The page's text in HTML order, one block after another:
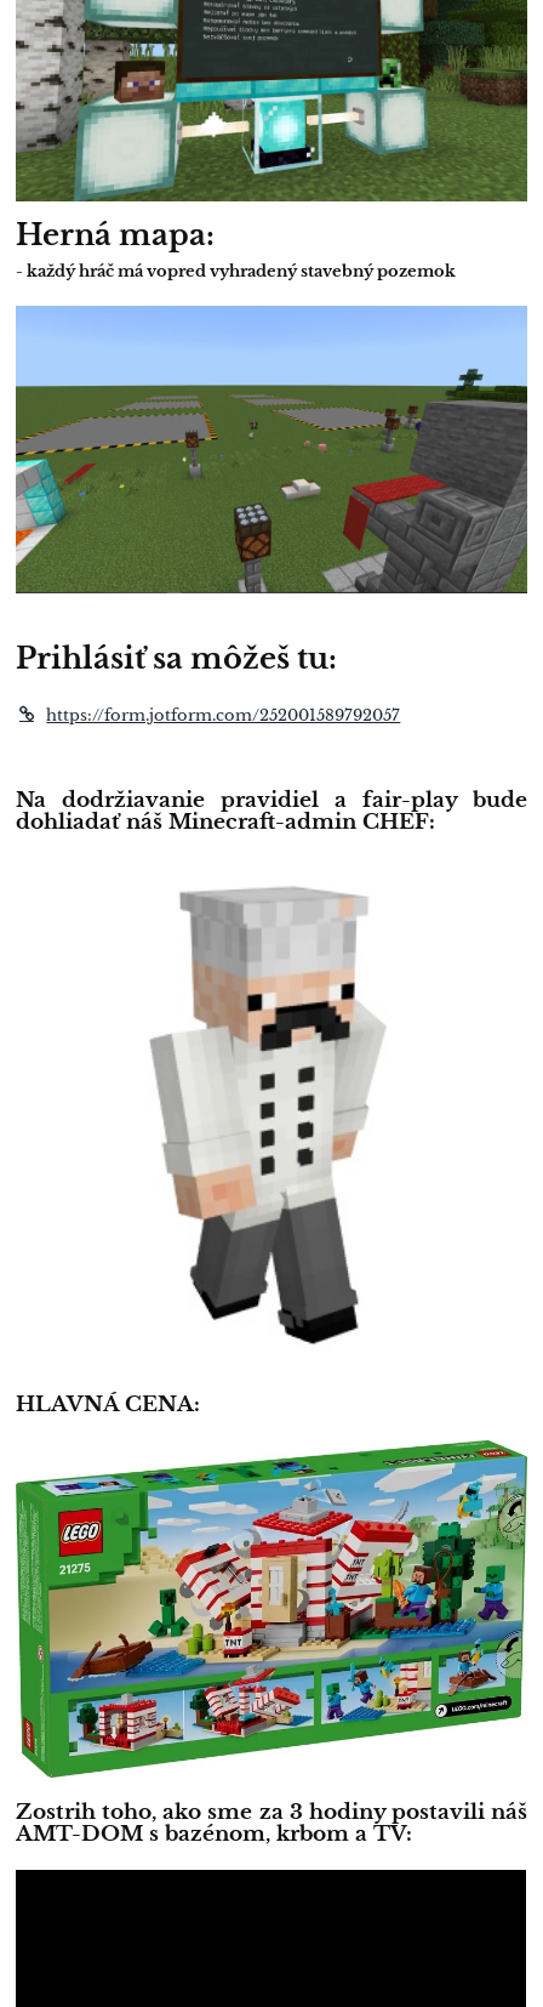
Herná mapa:
- každý hráč má vopred vyhradený stavebný pozemok
Prihlásiť sa môžeš tu:
https://form.jotform.com/252001589792057
Na dodržiavanie pravidiel a fair-play bude
dohliadať náš Minecraft-admin CHEF:
HLAVNÁ CENA:
Zostrih toho, ako sme za 3 hodiny postavili náš
AMT-DOM s bazénom, krbom a TV: